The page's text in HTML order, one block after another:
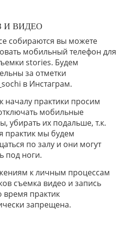
И ВИДЕО
собираются вы можете
мобильный телефон для
stories. Будем
за отметки
в Инстаграм.
началу практики просим
мобильные
убирать их подальше, т.к.
практик мы будем
по залу и они могут
под ноги.
к личным процессам
съемка видео и запись
время практик
запрещена.